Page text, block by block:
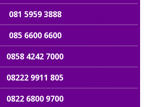
081 5959 3888
085 6600 6600
0858 4242 7000
08222 9911 805
0822 6800 9700